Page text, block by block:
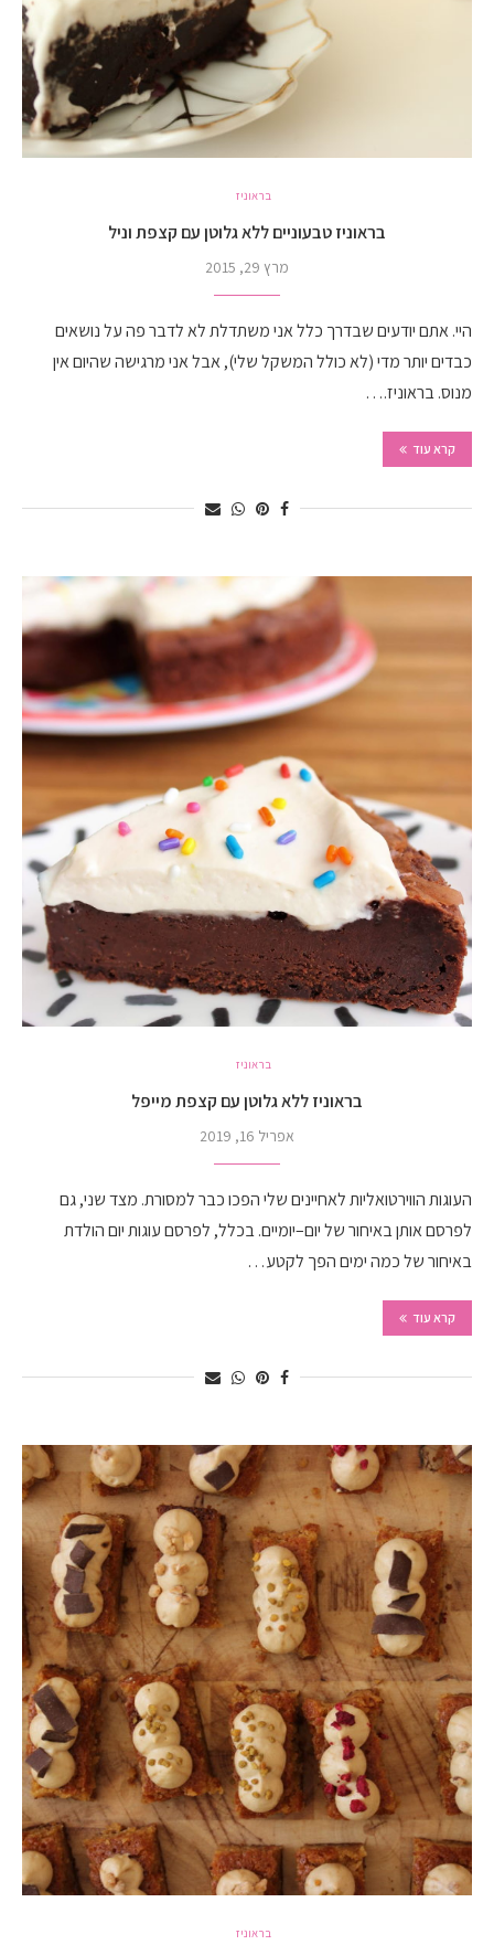
בראוניז
בראוניז טבעוניים ללא גלוטן עם קצפת וניל
מרץ 29, 2015
היי. אתם יודעים שבדרך כלל אני משתדלת לא לדבר פה על נושאים
כבדים יותר מדי (לא כולל המשקל שלי), אבל אני מרגישה שהיום אין
מנוס. בראוניז.…
קרא עוד
בראוניז
בראוניז ללא גלוטן עם קצפת מייפל
אפריל 16, 2019
העוגות הווירטואליות לאחיינים שלי הפכו כבר למסורת. מצד שני, גם
לפרסם אותן באיחור של יום–יומיים. בכלל, לפרסם עוגות יום הולדת
באיחור של כמה ימים הפך לקטע…
קרא עוד
בראוניז